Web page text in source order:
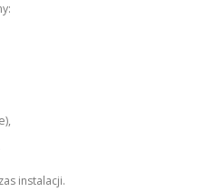
instalacji.